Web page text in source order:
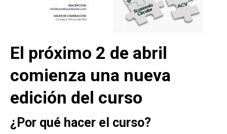
El próximo 2 de abril
comienza una nueva
edición del curso
¿Por qué hacer el curso?